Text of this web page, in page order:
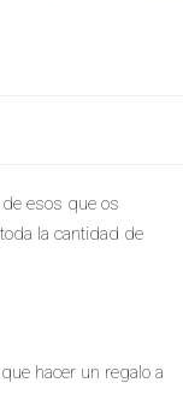
esos que os
la cantidad de
hacer un regalo a